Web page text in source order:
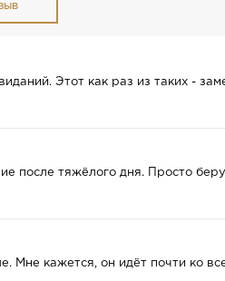
Этот как раз из таких -
после тяжёлого дня. Просто
Мне кажется, он идёт почти ко